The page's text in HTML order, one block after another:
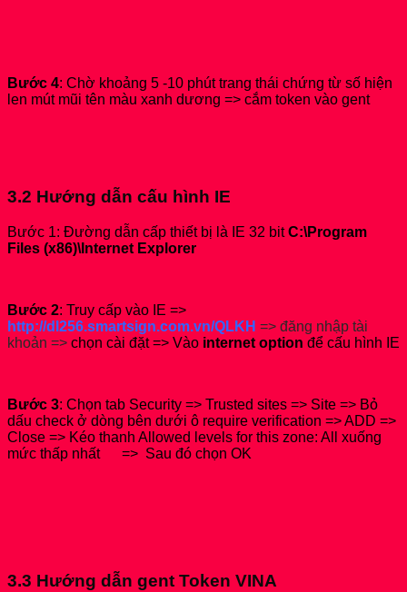
Bước 4: Chờ khoảng 5 -10 phút trang thái chứng từ số hiện
len mút mũi tên màu xanh dương => cắm token vào gent
3.2 Hướng dẫn cấu hình IE
Bước 1: Đường dẫn cấp thiết bị là IE 32 bitC:\Program
Files (x86)\Internet Explorer
Bước 2: Truy cấp vào IE =>
http://dl256.smartsign.com.vn/QLKH => đăng nhập tài
khoản => chọn cài đặt => Vào internet option để cấu hình IE
Bước 3: Chọn tab Security => Trusted sites => Site => Bỏ
dấu check ở dòng bên dưới ô require verification => ADD =>
Close => Kéo thanh Allowed levels for this zone: All xuống
mức thấp nhất => Sau đó chọn OK
3.3 Hướng dẫn gent Token VINA